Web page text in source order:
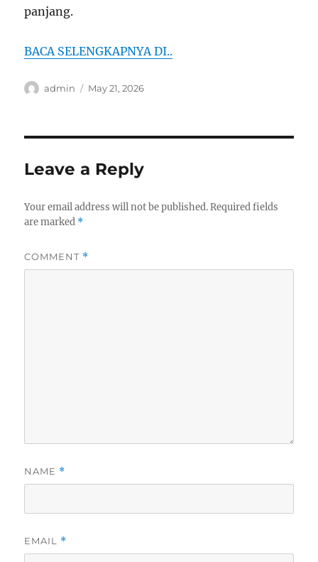
panjang.
BACA SELENGKAPNYA DI..
Author
admin
Posted
May 21, 2026
Leave a Reply
Your email address will not be published. Required fields
are marked *
COMMENT *
NAME *
EMAIL *